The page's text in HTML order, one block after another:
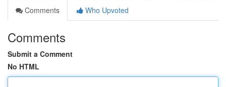
Comments
Who Upvoted
Comments
Submit a Comment
No HTML